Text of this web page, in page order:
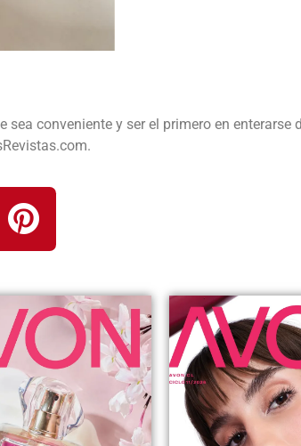
conveniente y ser el primero en enterarse